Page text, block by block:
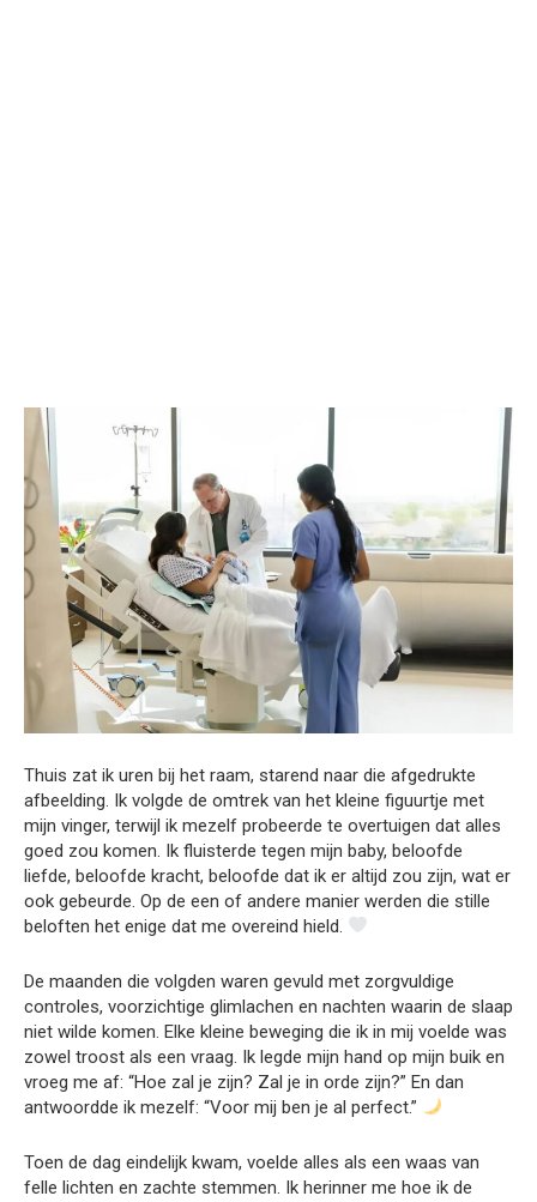
Thuis zat ik uren bij het raam, starend naar die afgedrukte
afbeelding. Ik volgde de omtrek van het kleine figuurtje met
mijn vinger, terwijl ik mezelf probeerde te overtuigen dat alles
goed zou komen. Ik fluisterde tegen mijn baby, beloofde
liefde, beloofde kracht, beloofde dat ik er altijd zou zijn, wat er
ook gebeurde. Op de een of andere manier werden die stille
beloften het enige dat me overeind hield.
De maanden die volgden waren gevuld met zorgvuldige
controles, voorzichtige glimlachen en nachten waarin de slaap
niet wilde komen. Elke kleine beweging die ik in mij voelde was
zowel troost als een vraag. Ik legde mijn hand op mijn buik en
vroeg me af: “Hoe zal je zijn? Zal je in orde zijn?” En dan
antwoordde ik mezelf: “Voor mij ben je al perfect.”
Toen de dag eindelijk kwam, voelde alles als een waas van
felle lichten en zachte stemmen. Ik herinner me hoe ik de